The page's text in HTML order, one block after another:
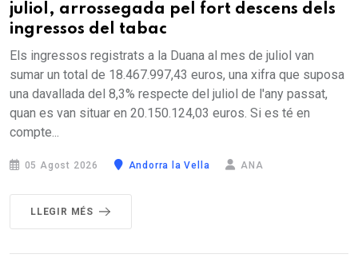
juliol, arrossegada pel fort descens dels
ingressos del tabac
Els ingressos registrats a la Duana al mes de juliol van
sumar un total de 18.467.997,43 euros, una xifra que suposa
una davallada del 8,3% respecte del juliol de l'any passat,
quan es van situar en 20.150.124,03 euros. Si es té en
compte...
05 Agost 2026 Andorra la Vella ANA
LLEGIR MÉS